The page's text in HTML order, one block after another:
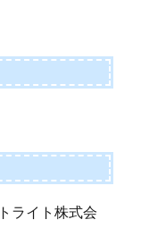
ライト株式会